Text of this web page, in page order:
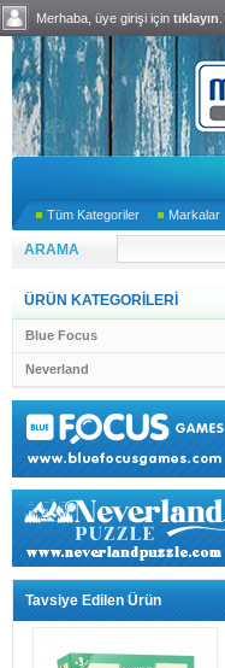
Merhaba, üye girişi için tıklayın
Tüm Kategoriler Markalar
ARAMA
ÜRÜN KATEGORİLERİ
Blue Focus
Neverland
Tavsiye Edilen Ürün